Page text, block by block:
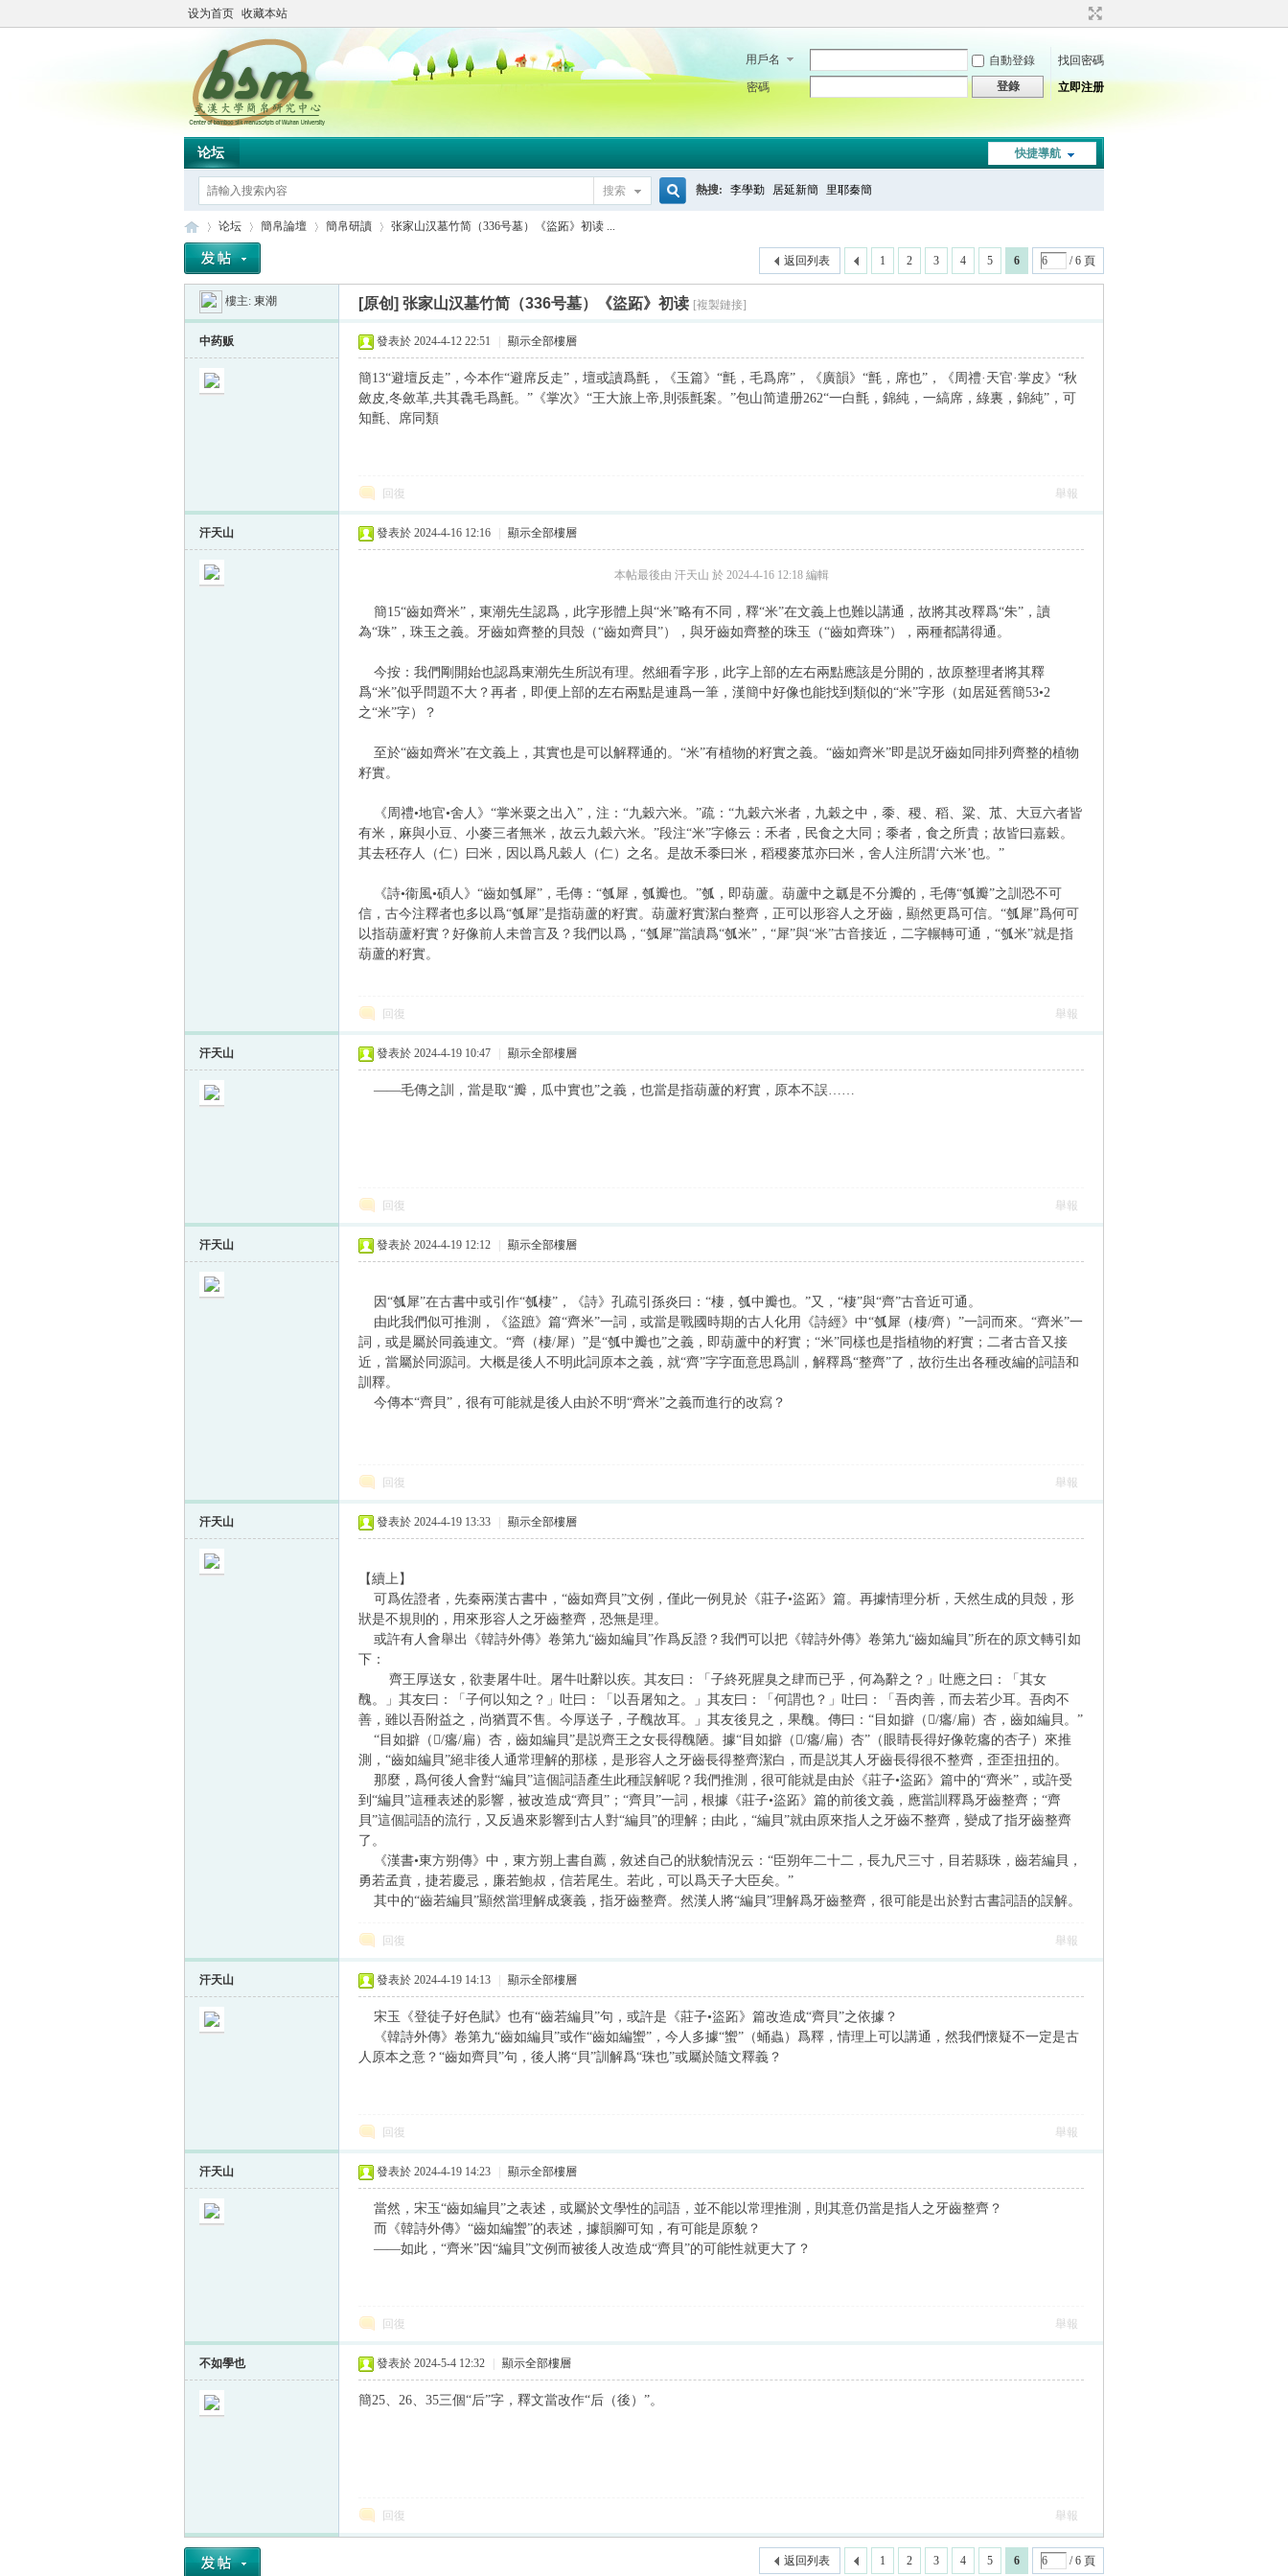
设为首页 收藏本站
用戶名 自動登錄
找回密碼
密碼
登錄 立即注册
快捷導航
论坛
搜索
索
熱搜: 李學勤 居延新簡 里耶秦簡
»
论坛
›
簡帛論壇 簡帛研讀
›
张家山汉墓竹简（336号墓）《盜跖》初读 ...
1 2 3 4 5 6 / 6 頁
返回列表
樓主: 東潮 [原创] 张家山汉墓竹简（336号墓）《盜跖》初读 [複製鏈接]
中药贩 發表於 2024-4-12 22:51 顯示全部樓層
簡13“避壇反走”，今本作“避席反走”，壇或讀爲氈，《玉篇》“氈，毛爲席”，《廣韻》“氈，席也”，《周禮·天官·掌皮》“秋
斂皮,冬斂革,共其毳毛爲氈。”《掌次》“王大旅上帝,則張氈案。”包山简遣册262“一白氈，錦純，一縞席，綠裏，錦純”，可
知氈、席同類
回復 舉報
汗天山 發表於 2024-4-16 12:16 顯示全部樓層
本帖最後由 汗天山 於 2024-4-16 12:18 編輯
簡15“齒如齊米”，東潮先生認爲，此字形體上與“米”略有不同，釋“米”在文義上也難以講通，故將其改釋爲“朱”，讀
為“珠”，珠玉之義。牙齒如齊整的貝殼（“齒如齊貝”），與牙齒如齊整的珠玉（“齒如齊珠”），兩種都講得通。
今按：我們剛開始也認爲東潮先生所説有理。然細看字形，此字上部的左右兩點應該是分開的，故原整理者將其釋
爲“米”似乎問題不大？再者，即便上部的左右兩點是連爲一筆，漢簡中好像也能找到類似的“米”字形（如居延舊簡53•2
之“米”字）？
至於“齒如齊米”在文義上，其實也是可以解釋通的。“米”有植物的籽實之義。“齒如齊米”即是説牙齒如同排列齊整的植物
籽實。
《周禮•地官•舍人》“掌米粟之出入”，注：“九穀六米。”疏：“九穀六米者，九穀之中，黍、稷、稻、粱、苽、大豆六者皆
有米，麻與小豆、小麥三者無米，故云九穀六米。”段注“米”字條云：禾者，民食之大同；黍者，食之所貴；故皆曰嘉穀。
其去秠存人（仁）曰米，因以爲凡穀人（仁）之名。是故禾黍曰米，稻稷麥苽亦曰米，舍人注所謂‘六米’也。”
《詩•衞風•碩人》“齒如瓠犀”，毛傳：“瓠犀，瓠瓣也。”瓠，即葫蘆。葫蘆中之瓤是不分瓣的，毛傳“瓠瓣”之訓恐不可
信，古今注釋者也多以爲“瓠犀”是指葫蘆的籽實。葫蘆籽實潔白整齊，正可以形容人之牙齒，顯然更爲可信。“瓠犀”爲何可
以指葫蘆籽實？好像前人未曾言及？我們以爲，“瓠犀”當讀爲“瓠米”，“犀”與“米”古音接近，二字輾轉可通，“瓠米”就是指
葫蘆的籽實。
回復 舉報
汗天山 發表於 2024-4-19 10:47 顯示全部樓層
——毛傳之訓，當是取“瓣，瓜中實也”之義，也當是指葫蘆的籽實，原本不誤……
回復 舉報
汗天山 發表於 2024-4-19 12:12 顯示全部樓層
因“瓠犀”在古書中或引作“瓠棲”，《詩》孔疏引孫炎曰：“棲，瓠中瓣也。”又，“棲”與“齊”古音近可通。
由此我們似可推測，《盜蹠》篇“齊米”一詞，或當是戰國時期的古人化用《詩經》中“瓠犀（棲/齊）”一詞而來。“齊米”一
詞，或是屬於同義連文。“齊（棲/犀）”是“瓠中瓣也”之義，即葫蘆中的籽實；“米”同樣也是指植物的籽實；二者古音又接
近，當屬於同源詞。大概是後人不明此詞原本之義，就“齊”字字面意思爲訓，解釋爲“整齊”了，故衍生出各種改編的詞語和
訓釋。
今傳本“齊貝”，很有可能就是後人由於不明“齊米”之義而進行的改寫？
回復 舉報
汗天山 發表於 2024-4-19 13:33 顯示全部樓層
【續上】
可爲佐證者，先秦兩漢古書中，“齒如齊貝”文例，僅此一例見於《莊子•盜跖》篇。再據情理分析，天然生成的貝殼，形
狀是不規則的，用來形容人之牙齒整齊，恐無是理。
或許有人會舉出《韓詩外傳》卷第九“齒如編貝”作爲反證？我們可以把《韓詩外傳》卷第九“齒如編貝”所在的原文轉引如
下：
齊王厚送女，欲妻屠牛吐。屠牛吐辭以疾。其友曰：「子終死腥臭之肆而已乎，何為辭之？」吐應之曰：「其女
醜。」其友曰：「子何以知之？」吐曰：「以吾屠知之。」其友曰：「何謂也？」吐曰：「吾肉善，而去若少耳。吾肉不
善，雖以吾附益之，尚猶賈不售。今厚送子，子醜故耳。」其友後見之，果醜。傳曰：“目如擗（𤺓/癟/扁）杏，齒如編貝。”
“目如擗（𤺓/癟/扁）杏，齒如編貝”是説齊王之女長得醜陋。據“目如擗（𤺓/癟/扁）杏”（眼睛長得好像乾癟的杏子）來推
測，“齒如編貝”絕非後人通常理解的那樣，是形容人之牙齒長得整齊潔白，而是説其人牙齒長得很不整齊，歪歪扭扭的。
那麼，爲何後人會對“編貝”這個詞語產生此種誤解呢？我們推測，很可能就是由於《莊子•盜跖》篇中的“齊米”，或許受
到“編貝”這種表述的影響，被改造成“齊貝”；“齊貝”一詞，根據《莊子•盜跖》篇的前後文義，應當訓釋爲牙齒整齊；“齊
貝”這個詞語的流行，又反過來影響到古人對“編貝”的理解；由此，“編貝”就由原來指人之牙齒不整齊，變成了指牙齒整齊
了。
《漢書•東方朔傳》中，東方朔上書自薦，敘述自己的狀貌情況云：“臣朔年二十二，長九尺三寸，目若縣珠，齒若編貝，
勇若孟賁，捷若慶忌，廉若鮑叔，信若尾生。若此，可以爲天子大臣矣。”
其中的“齒若編貝”顯然當理解成褒義，指牙齒整齊。然漢人將“編貝”理解爲牙齒整齊，很可能是出於對古書詞語的誤解。
回復 舉報
汗天山 發表於 2024-4-19 14:13 顯示全部樓層
宋玉《登徒子好色賦》也有“齒若編貝”句，或許是《莊子•盜跖》篇改造成“齊貝”之依據？
《韓詩外傳》卷第九“齒如編貝”或作“齒如編蠁”，今人多據“蠁”（蛹蟲）爲釋，情理上可以講通，然我們懷疑不一定是古
人原本之意？“齒如齊貝”句，後人將“貝”訓解爲“珠也”或屬於隨文釋義？
回復 舉報
汗天山 發表於 2024-4-19 14:23 顯示全部樓層
當然，宋玉“齒如編貝”之表述，或屬於文學性的詞語，並不能以常理推測，則其意仍當是指人之牙齒整齊？
而《韓詩外傳》“齒如編蠁”的表述，據韻腳可知，有可能是原貌？
——如此，“齊米”因“編貝”文例而被後人改造成“齊貝”的可能性就更大了？
回復 舉報
不如學也 發表於 2024-5-4 12:32 顯示全部樓層
簡25、26、35三個“后”字，釋文當改作“后（後）”。
回復 舉報
1 2 3 4 5 6 / 6 頁
返回列表